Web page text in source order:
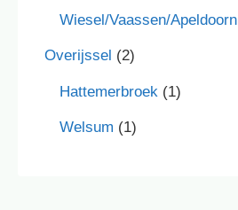
Wiesel/Vaassen/Apeldoorn
Overijssel (2)
Hattemerbroek (1)
Welsum (1)